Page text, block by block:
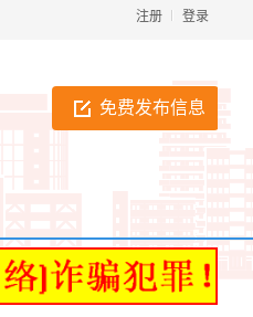
登录
注册
免费发布信息